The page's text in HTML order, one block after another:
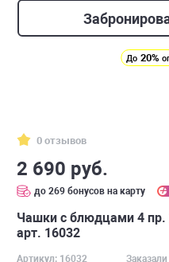
До 20%
0 отзывов
2 690 руб.
до 269 бонусов на карту
Чашки с блюдцами 4
арт. 16032
Артикул: 16032